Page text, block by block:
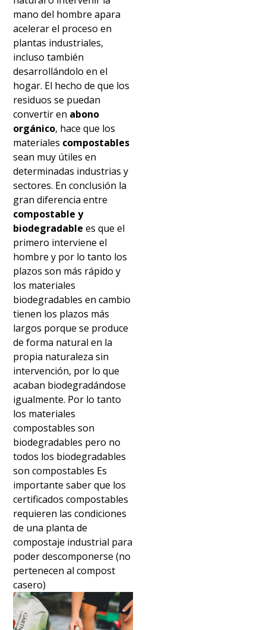
mano del hombre apara
acelerar el proceso en
plantas industriales,
incluso también
desarrollándolo en el
hogar. El hecho de que los
residuos se puedan
convertir en abono
orgánico, hace que los
materiales compostables
sean muy útiles en
determinadas industrias y
sectores. En conclusión la
gran diferencia entre
compostable y
biodegradable es que el
primero interviene el
hombre y por lo tanto los
plazos son más rápido y
los materiales
biodegradables en cambio
tienen los plazos más
largos porque se produce
de forma natural en la
propia naturaleza sin
intervención, por lo que
acaban biodegradándose
igualmente. Por lo tanto
los materiales
compostables son
biodegradables pero no
todos los biodegradables
son compostables Es
importante saber que los
certificados compostables
requieren las condiciones
de una planta de
compostaje industrial para
poder descomponerse (no
pertenecen al compost
casero)